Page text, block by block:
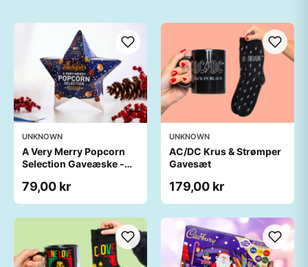
UNKNOWN
A Very Merry Popcorn
Selection Gaveæske -
79,00 kr
UNKNOWN
AC/DC Krus & Strømper
Gavesæt
179,00 kr